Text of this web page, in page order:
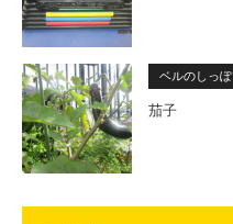
ベルのしっぽ
茄子